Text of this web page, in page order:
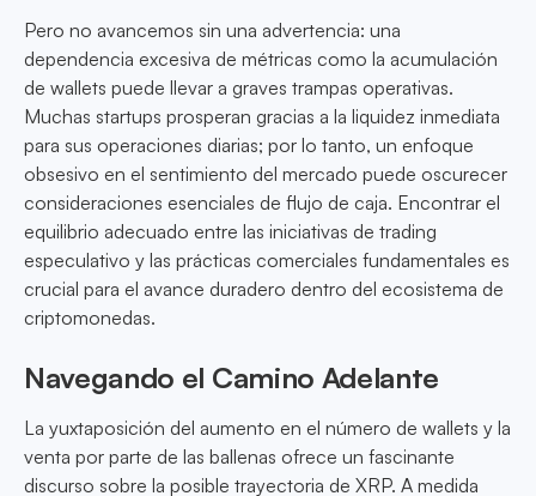
Pero no avancemos sin una advertencia: una
dependencia excesiva de métricas como la acumulación
de wallets puede llevar a graves trampas operativas.
Muchas startups prosperan gracias a la liquidez inmediata
para sus operaciones diarias; por lo tanto, un enfoque
obsesivo en el sentimiento del mercado puede oscurecer
consideraciones esenciales de flujo de caja. Encontrar el
equilibrio adecuado entre las iniciativas de trading
especulativo y las prácticas comerciales fundamentales es
crucial para el avance duradero dentro del ecosistema de
criptomonedas.
Navegando el Camino Adelante
La yuxtaposición del aumento en el número de wallets y la
venta por parte de las ballenas ofrece un fascinante
discurso sobre la posible trayectoria de XRP. A medida